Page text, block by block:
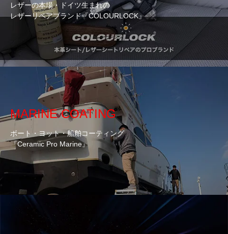
レザーの本場・ドイツ生まれの
レザーリペアブランド『COLOURLOCK』
MARINE COATING
ボート・ヨット・船舶コーティング
『Ceramic Pro Marine』